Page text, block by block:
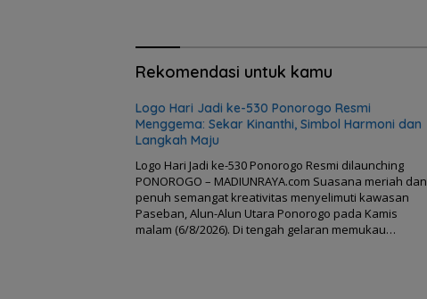
Rekomendasi untuk kamu
Logo Hari Jadi ke-530 Ponorogo Resmi
Menggema: Sekar Kinanthi, Simbol Harmoni dan
Langkah Maju
Logo Hari Jadi ke-530 Ponorogo Resmi dilaunching
PONOROGO – MADIUNRAYA.com Suasana meriah dan
penuh semangat kreativitas menyelimuti kawasan
Paseban, Alun-Alun Utara Ponorogo pada Kamis
malam (6/8/2026). Di tengah gelaran memukau…